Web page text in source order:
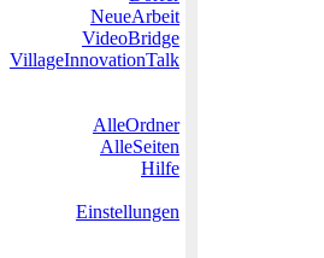
NeueArbeit
VideoBridge
VillageInnovationTalk
AlleOrdner
AlleSeiten
Hilfe
Einstellungen